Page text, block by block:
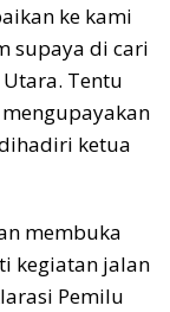
ke kami
supaya di cari
Tentu
ketua
membuka
kegiatan jalan
Pemilu